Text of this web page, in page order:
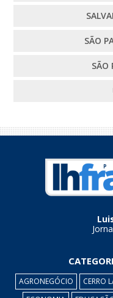
SÃO
SÃO
AGRONEGÓCIO CERRO